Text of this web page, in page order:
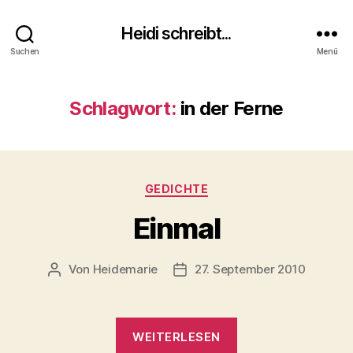
Suchen
Heidi schreibt...
Menü
Schlagwort: in der Ferne
Kategorien
GEDICHTE
Einmal
Beitragsautor
Von Heidemarie Veröffentlichungsdatum
27. September 2010
WEITERLESEN